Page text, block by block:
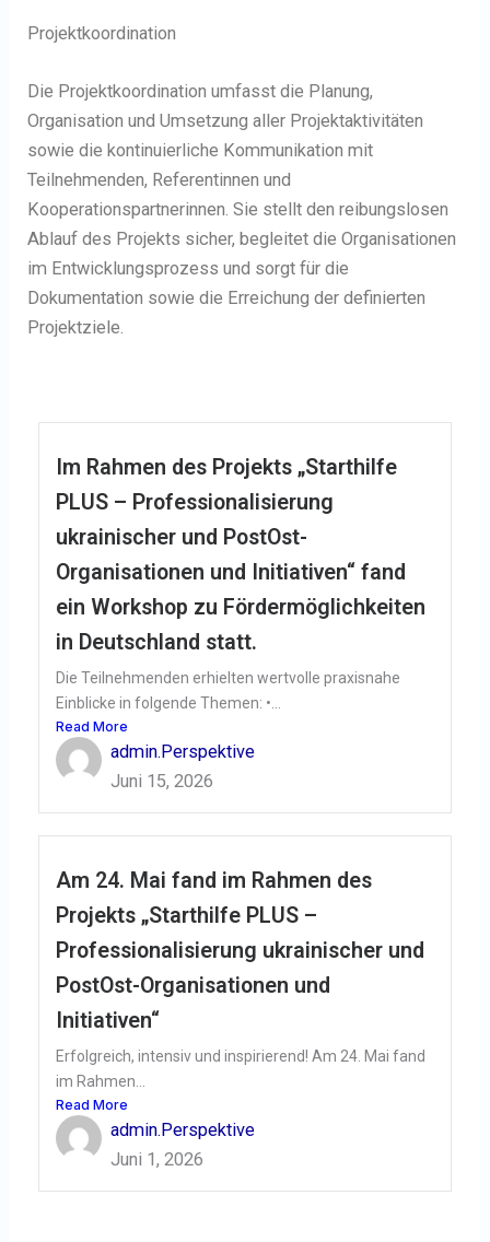
Projektkoordination
Die Projektkoordination umfasst die Planung,
Organisation und Umsetzung aller Projektaktivitäten
sowie die kontinuierliche Kommunikation mit
Teilnehmenden, Referentinnen und
Kooperationspartnerinnen. Sie stellt den reibungslosen
Ablauf des Projekts sicher, begleitet die Organisationen
im Entwicklungsprozess und sorgt für die
Dokumentation sowie die Erreichung der definierten
Projektziele.
Im Rahmen des Projekts „Starthilfe
PLUS – Professionalisierung
ukrainischer und PostOst-
Organisationen und Initiativen“ fand
ein Workshop zu Fördermöglichkeiten
in Deutschland statt.
Die Teilnehmenden erhielten wertvolle praxisnahe
Einblicke in folgende Themen: •...
Read More
admin.Perspektive
Juni 15, 2026
Am 24. Mai fand im Rahmen des
Projekts „Starthilfe PLUS –
Professionalisierung ukrainischer und
PostOst-Organisationen und
Initiativen“
Erfolgreich, intensiv und inspirierend! Am 24. Mai fand
im Rahmen...
Read More
admin.Perspektive
Juni 1, 2026